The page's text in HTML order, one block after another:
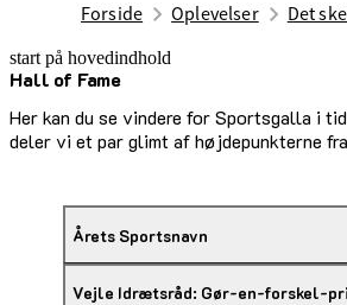
Forside Oplevelser Det
start på hovedindhold
Hall of Fame
Her kan du se vindere for Sportsgalla i
deler vi et par glimt af højdepunkterne
senest opdateret 28. januar 2026
Årets Sportsnavn
Vejle Idrætsråd: Gør-en-forskel-